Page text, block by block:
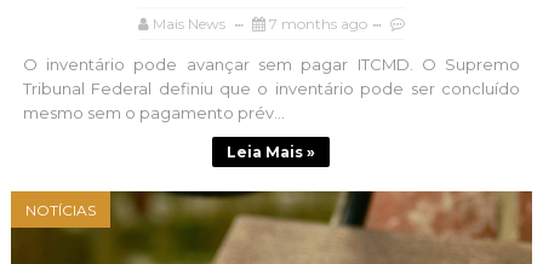
Mais News 7 months ago
O inventário pode avançar sem pagar ITCMD. O Supremo
Tribunal Federal definiu que o inventário pode ser concluído
mesmo sem o pagamento prév...
Leia Mais »
NOTÍCIAS